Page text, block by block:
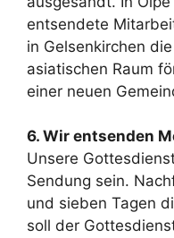
entsendete
in Gelsenkirchen
asiatischen Raum
einer neuen
6. Wir entsenden
Unsere
Sendung sein.
und sieben Tagen
soll der